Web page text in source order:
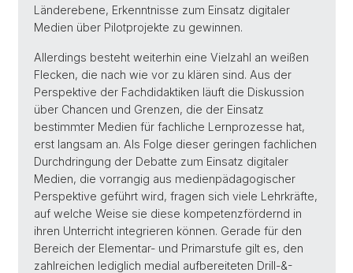
Länderebene, Erkenntnisse zum Einsatz digitaler
Medien über Pilotprojekte zu gewinnen.
Allerdings besteht weiterhin eine Vielzahl an weißen
Flecken, die nach wie vor zu klären sind. Aus der
Perspektive der Fachdidaktiken läuft die Diskussion
über Chancen und Grenzen, die der Einsatz
bestimmter Medien für fachliche Lernprozesse hat,
erst langsam an. Als Folge dieser geringen fachlichen
Durchdringung der Debatte zum Einsatz digitaler
Medien, die vorrangig aus medienpädagogischer
Perspektive geführt wird, fragen sich viele Lehrkräfte,
auf welche Weise sie diese kompetenzfördernd in
ihren Unterricht integrieren können. Gerade für den
Bereich der Elementar- und Primarstufe gilt es, den
zahlreichen lediglich medial aufbereiteten Drill-&-